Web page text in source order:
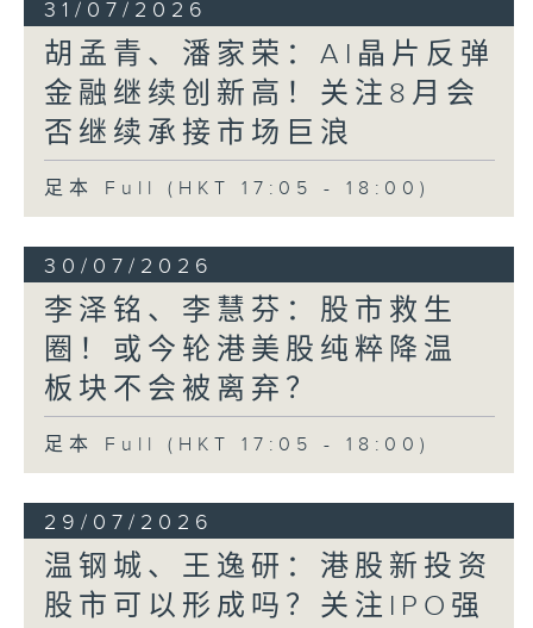
31/07/2026
胡孟青、潘家荣：AI晶片反弹
金融继续创新高！关注8月会
否继续承接市场巨浪
足本 Full (HKT 17:05 - 18:00)
30/07/2026
李泽铭、李慧芬：股市救生
圈！或今轮港美股纯粹降温
板块不会被离弃？
足本 Full (HKT 17:05 - 18:00)
29/07/2026
温钢城、王逸研：港股新投资
股市可以形成吗？关注IPO强